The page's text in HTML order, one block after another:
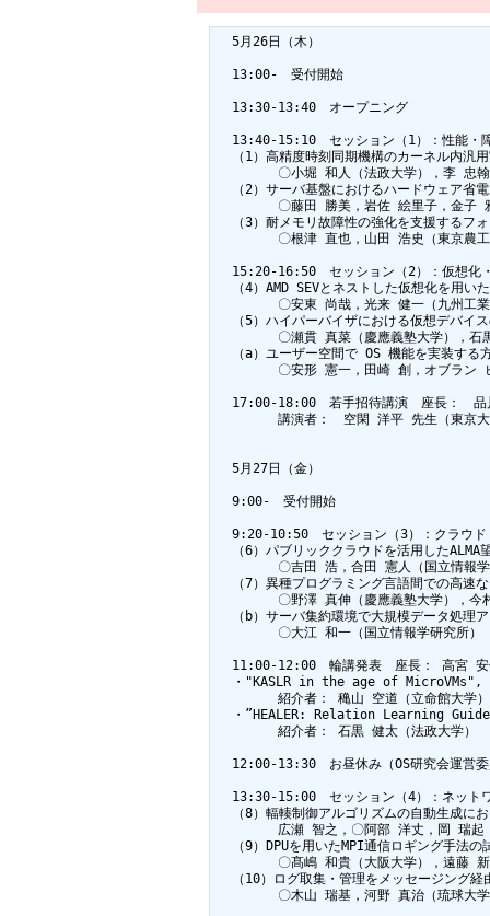
  5月26日（木）
  13:00-　受付開始
  13:30-13:40　オープニング
13:40-15:10　セッション（1）：性能・
（1）高精度時刻同期機構のカーネル内汎
〇小堀 和人（法政大学），李 忠
（2）サーバ基盤におけるハードウェア省
〇藤田 勝美，岩佐 絵里子，金子
（3）耐メモリ故障性の強化を支援するフ
〇根津 直也，山田 浩史（東京農
15:20-16:50　セッション（2）：仮想化
（4）AMD SEVとネストした仮想化を用い
〇安東 尚哉，光来 健一（九州工
（5）ハイパーバイザにおける仮想デバイ
〇瀬貫 真菜（慶應義塾大学），石
（a）ユーザー空間で OS 機能を実装する
〇安形 憲一，田崎 創，オブラン
17:00-18:00　若手招待講演　座長：　品
講演者：　空閑 洋平 先生（東京
  5月27日（金）
  9:00-　受付開始
9:20-10:50　セッション（3）：クラウド
（6）パブリッククラウドを活用したALMA
〇吉田 浩，合田 憲人（国立情報
（7）異種プログラミング言語間での高速
〇野澤 真伸（慶應義塾大学），今
（b）サーバ集約環境で大規模データ処理
        〇大江 和一（国立情報学研究所）
11:00-12:00　輪講発表　座長： 高宮
・"KASLR in the age of
紹介者： 穐山 空道（立命館大学
・”HEALER: Relation Learning
        紹介者： 石黒 健太（法政大学）
12:00-13:30　お昼休み（OS研究会運営委
13:30-15:00　セッション（4）：ネット
（8）輻輳制御アルゴリズムの自動生成
広瀬 智之，〇阿部 洋丈，岡 瑞起
（9）DPUを用いたMPI通信ロギング手法の
〇髙嶋 和貴（大阪大学），遠藤
（10）ログ取集・管理をメッセージング経
〇木山 瑞基，河野 真治（琉球大